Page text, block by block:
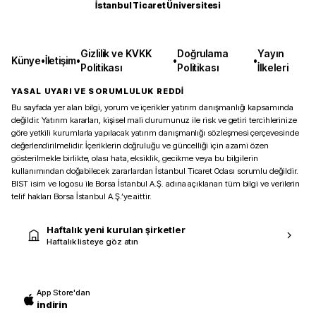
İstanbul Ticaret Üniversitesi
Künye•İletişim•
Gizlilik ve KVKK
Politikası
•
Doğrulama
Politikası
•
Yayın
İlkeleri
YASAL UYARI VE SORUMLULUK REDDİ
Bu sayfada yer alan bilgi, yorum ve içerikler yatırım danışmanlığı kapsamında
değildir. Yatırım kararları, kişisel mali durumunuz ile risk ve getiri tercihlerinize
göre yetkili kurumlarla yapılacak yatırım danışmanlığı sözleşmesi çerçevesinde
değerlendirilmelidir. İçeriklerin doğruluğu ve güncelliği için azami özen
gösterilmekle birlikte, olası hata, eksiklik, gecikme veya bu bilgilerin
kullanımından doğabilecek zararlardan İstanbul Ticaret Odası sorumlu değildir.
BIST isim ve logosu ile Borsa İstanbul A.Ş. adına açıklanan tüm bilgi ve verilerin
telif hakları Borsa İstanbul A.Ş.’ye aittir.
Haftalık yeni kurulan şirketler
Haftalık listeye göz atın
App Store'dan
indirin